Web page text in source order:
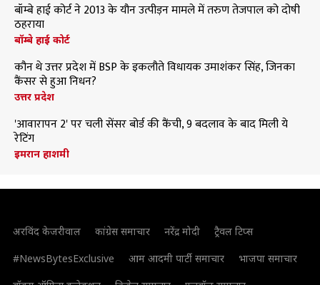
बॉम्बे हाई कोर्ट ने 2013 के यौन उत्पीड़न मामले में तरुण तेजपाल को दोषी
ठहराया
बॉम्बे हाई कोर्ट
कौन थे उत्तर प्रदेश में BSP के इकलौते विधायक उमाशंकर सिंह, जिनका
कैंसर से हुआ निधन?
उत्तर प्रदेश
'आवारापन 2' पर चली सेंसर बोर्ड की कैंची, 9 बदलाव के बाद मिली ये
रेटिंग
इमरान हाशमी
अरविंद केजरीवाल कांग्रेस समाचार नरेंद्र मोदी
ट्रैवल टिप्स
#NewsBytesExclusive
आम आदमी पार्टी समाचार
भाजपा समाचार